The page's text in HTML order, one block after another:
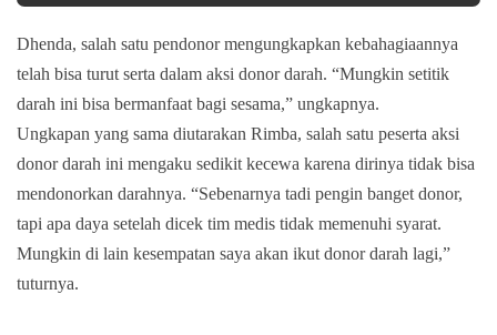
Dhenda, salah satu pendonor mengungkapkan kebahagiaannya
telah bisa turut serta dalam aksi donor darah. “Mungkin setitik
darah ini bisa bermanfaat bagi sesama,” ungkapnya.
Ungkapan yang sama diutarakan Rimba, salah satu peserta aksi
donor darah ini mengaku sedikit kecewa karena dirinya tidak bisa
mendonorkan darahnya. “Sebenarnya tadi pengin banget donor,
tapi apa daya setelah dicek tim medis tidak memenuhi syarat.
Mungkin di lain kesempatan saya akan ikut donor darah lagi,”
tuturnya.